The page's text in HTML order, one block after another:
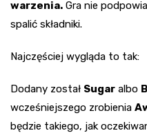
warzenia. Gra nie
spalić składniki.
Najczęściej wygląda to tak:
Dodany został Sugar albo
wcześniejszego zrobienia
będzie takiego, jak